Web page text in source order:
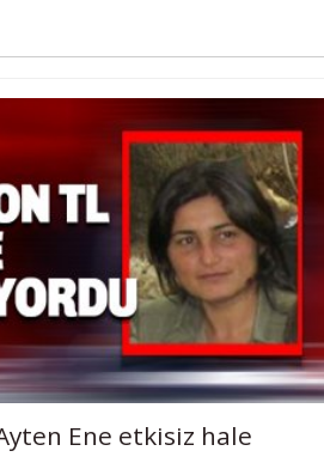
Ene etkisiz hale